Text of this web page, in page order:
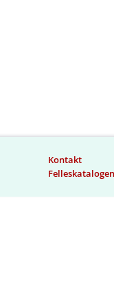
Kontakt
Felleskatalogen